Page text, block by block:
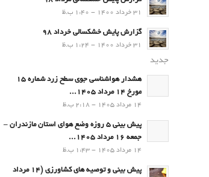
31 خرداد 1400 - 1:40 ب.ظ
گزارش پایش خشکسالی خرداد 98
31 خرداد 1400 - 1:24 ب.ظ
جدید
هشدار هواشناسی جوی سطح زرد شماره 15
مورخ 14 مرداد 1405...
14 مرداد 1405 - 2:18 ب.ظ
پیش بینی 5 روزه وضع هوای استان مازندران –
جمعه 16 مرداد 1405...
14 مرداد 1405 - 1:43 ب.ظ
پیش بینی و توصیه های کشاورزی (14 مرداد